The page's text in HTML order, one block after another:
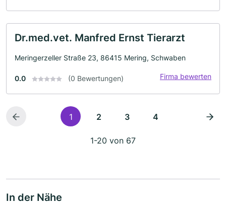
Dr.med.vet. Manfred Ernst Tierarzt
Meringerzeller Straße 23, 86415 Mering, Schwaben
0.0 (0 Bewertungen) Firma bewerten
1 2 3 4
1-20 von 67
In der Nähe